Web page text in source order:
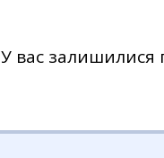
У вас залишилися